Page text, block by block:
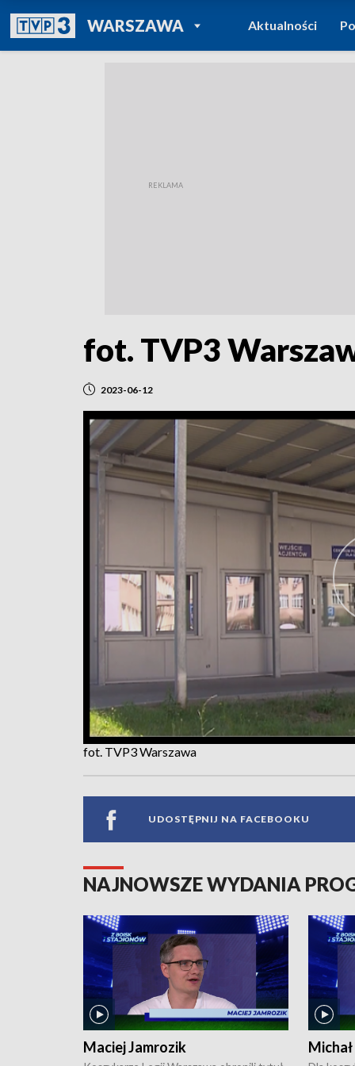
WARSZAWAPOWRÓT DO
TVP REGIONY
Aktualności
fot. TVP3
2023-06-12
fot. TVP3 Warszawa
UDOSTĘPNIJ NA FACEBOOKU
NAJNOWSZE WYDANIA
Maciej Jamrozik